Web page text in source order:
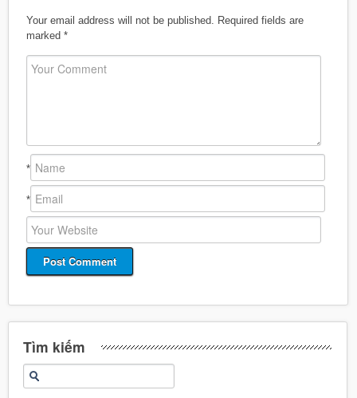
Your email address will not be published.
Required fields are
marked *
*
*
Tìm kiếm